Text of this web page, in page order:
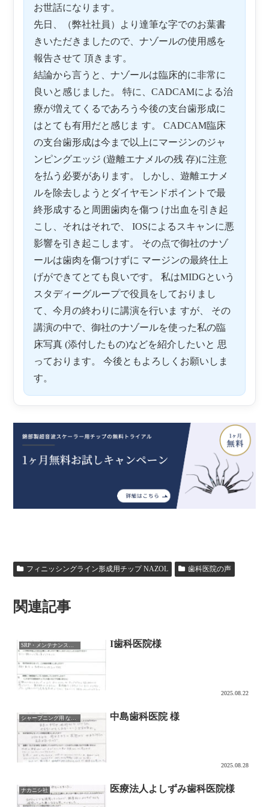
お世話になります。
先日、（弊社社員）より達筆な字でのお葉書
きいただきましたので、ナゾールの使用感を
報告させて 頂きます。
結論から言うと、ナゾールは臨床的に非常に
良いと感じました。 特に、CADCAMによる治
療が増えてくるであろう今後の支台歯形成に
はとても有用だと感じま す。 CADCAM臨床
の支台歯形成は今まで以上にマージンのジャ
ンピングエッジ (遊離エナメルの残 存)に注意
を払う必要があります。 しかし、遊離エナメ
ルを除去しようとダイヤモンドポイントで最
終形成すると周囲歯肉を傷つ け出血を引き起
こし、それはそれで、 IOSによるスキャンに悪
影響を引き起こします。 その点で御社のナゾ
ールは歯肉を傷つけずに マージンの最終仕上
げができてとても良いです。 私はMIDGという
スタディーグループで役員をしておりまし
て、今月の終わりに講演を行いま すが、 その
講演の中で、御社のナゾールを使った私の臨
床写真 (添付したもの)などを紹介したいと 思
っております。 今後ともよろしくお願いしま
す。
フィニッシングライン形成用チップ NAZOL 歯科医院の声
関連記事
SRP・メンテナンス用チップ I歯科医院様
2025.08.22
中島歯科医院 様
2025.08.28
ナカニシ社 医療法人よしずみ歯科医院様